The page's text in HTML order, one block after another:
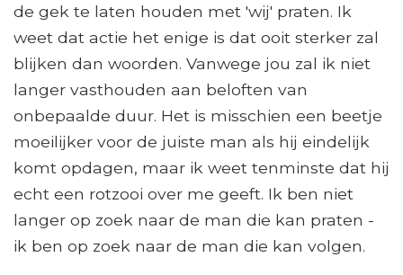
de gek te laten houden met 'wij' praten. Ik
weet dat actie het enige is dat ooit sterker zal
blijken dan woorden. Vanwege jou zal ik niet
langer vasthouden aan beloften van
onbepaalde duur. Het is misschien een beetje
moeilijker voor de juiste man als hij eindelijk
komt opdagen, maar ik weet tenminste dat hij
echt een rotzooi over me geeft. Ik ben niet
langer op zoek naar de man die kan praten -
ik ben op zoek naar de man die kan volgen.